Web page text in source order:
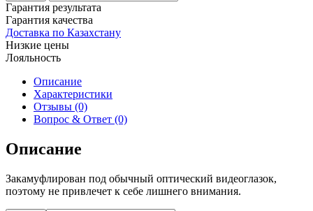
Гарантия результата
Гарантия качества
Доставка по Казахстану
Низкие цены
Лояльность
Описание
Характеристики
Отзывы (0)
Вопрос & Ответ (0)
Описание
Закамуфлирован под обычный оптический видеоглазок,
поэтому не привлечет к себе лишнего внимания.